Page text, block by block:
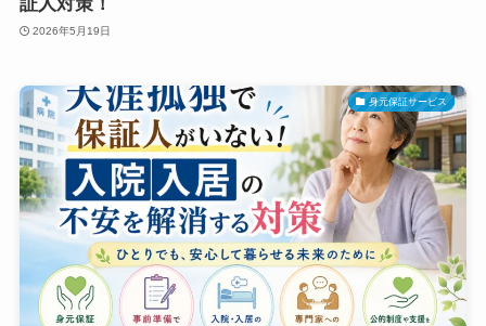
2026年5月19日
身元保証サービス